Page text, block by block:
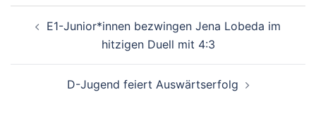
E1-Junior*innen bezwingen Jena Lobeda im
hitzigen Duell mit 4:3
D-Jugend feiert Auswärtserfolg